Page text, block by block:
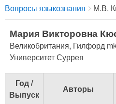
Breadcrumbs
You
are
here:
Вопросы языкознания М.В.
Мария Викторовна
Великобритания, Гилфорд
Университет Суррея
Год /
Выпуск
Авторы